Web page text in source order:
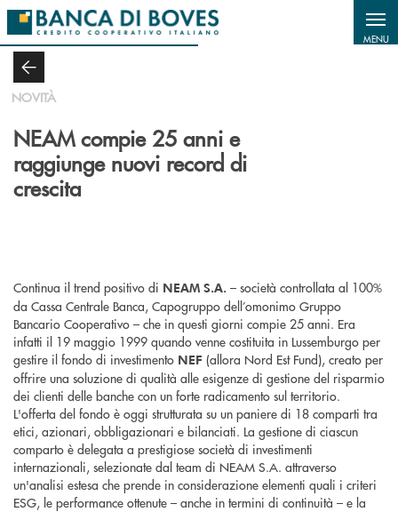
Salta al contenuto principale
MENU
NOVITÀ
NEAM compie 25 anni e
raggiunge nuovi record di
crescita
Continua il trend positivo di NEAM S.A. – società controllata al 100%
da Cassa Centrale Banca, Capogruppo dell’omonimo Gruppo
Bancario Cooperativo – che in questi giorni compie 25 anni. Era
infatti il 19 maggio 1999 quando venne costituita in Lussemburgo per
gestire il fondo di investimento NEF (allora Nord Est Fund), creato per
offrire una soluzione di qualità alle esigenze di gestione del risparmio
dei clienti delle banche con un forte radicamento sul territorio.
L'offerta del fondo è oggi strutturata su un paniere di 18 comparti tra
etici, azionari, obbligazionari e bilanciati. La gestione di ciascun
comparto è delegata a prestigiose società di investimenti
internazionali, selezionate dal team di NEAM S.A. attraverso
un'analisi estesa che prende in considerazione elementi quali i criteri
ESG, le performance ottenute – anche in termini di continuità – e la